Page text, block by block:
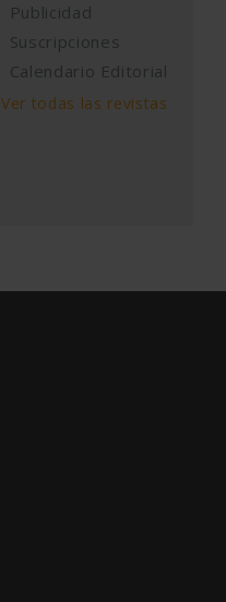
Publicidad
Suscripciones
Calendario Editorial
Ver todas las revistas